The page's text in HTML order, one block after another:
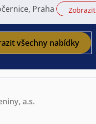
Praha Zobrazit
všechny nabídky
a.s.